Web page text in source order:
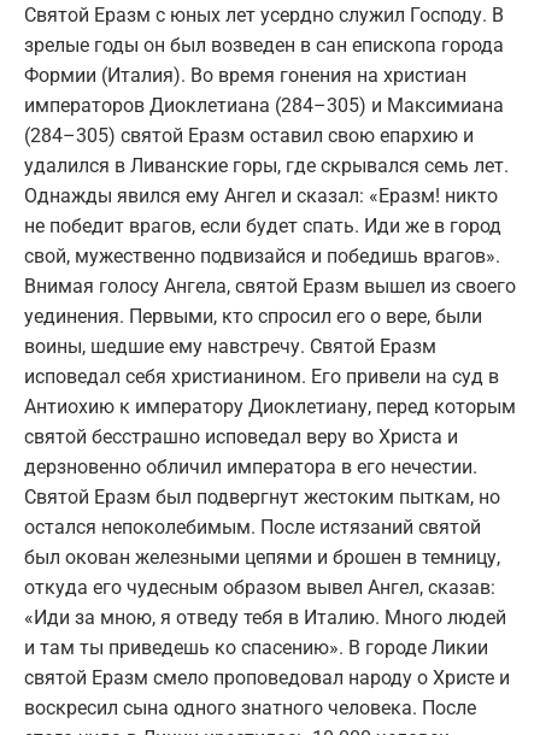
Святой Еразм с юных лет усердно служил Господу. В
зрелые годы он был возведен в сан епископа города
Формии (Италия). Во время гонения на христиан
императоров Диоклетиана (284–305) и Максимиана
(284–305) святой Еразм оставил свою епархию и
удалился в Ливанские горы, где скрывался семь лет.
Однажды явился ему Ангел и сказал: «Еразм! никто
не победит врагов, если будет спать. Иди же в город
свой, мужественно подвизайся и победишь врагов».
Внимая голосу Ангела, святой Еразм вышел из своего
уединения. Первыми, кто спросил его о вере, были
воины, шедшие ему навстречу. Святой Еразм
исповедал себя христианином. Его привели на суд в
Антиохию к императору Диоклетиану, перед которым
святой бесстрашно исповедал веру во Христа и
дерзновенно обличил императора в его нечестии.
Святой Еразм был подвергнут жестоким пыткам, но
остался непоколебимым. После истязаний святой
был окован железными цепями и брошен в темницу,
откуда его чудесным образом вывел Ангел, сказав:
«Иди за мною, я отведу тебя в Италию. Много людей
и там ты приведешь ко спасению». В городе Ликии
святой Еразм смело проповедовал народу о Христе и
воскресил сына одного знатного человека. После